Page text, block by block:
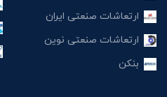
ارتعاشات صنعتی ایران
ارتعاشات صنعتی نوین
بنکن